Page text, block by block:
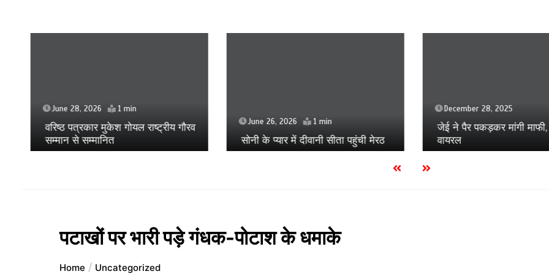
June 28, 2026 1 min
वरिष्ठ पत्रकार मुकेश गोयल राष्ट्रीय गौरव
सम्मान से सम्मानित
June 26, 2026 1 min
सोनी के प्यार में दीवानी सीता पहुंची मेरठ
December 28, 2025
जेई ने पैर पकड़कर मांगी माफी,
वायरल
पटाखों पर भारी पड़े गंधक-पोटाश के धमाके
Home Uncategorized